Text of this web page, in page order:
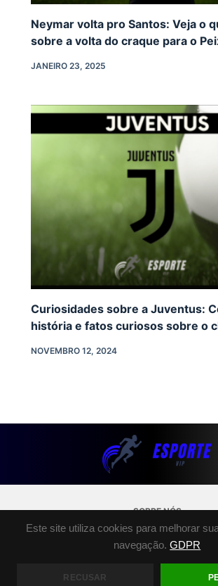
Este site utiliza cookies para melhorar
navegação. GDPR
RECUSAR
Neymar volta pro Santos: Veja o
sobre a volta do craque para o
JANEIRO 23, 2025
Curiosidades sobre a Juventus:
história e fatos curiosos sobre o
NOVEMBRO 12, 2024
SOBRE NÓS
POLÍTICA DE PRIVACIDADE
TERMOS E CONDIÇÕES
FALE CONOSCO